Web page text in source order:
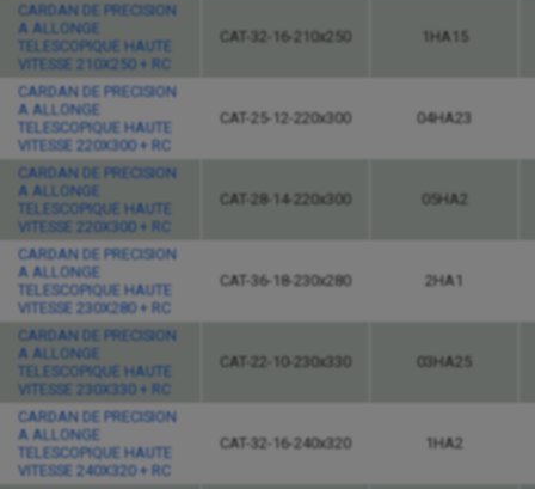
CARDAN DE PRECISION
A ALLONGE
TELESCOPIQUE HAUTE
VITESSE 210X250 + RC
CAT-32-16-210x250 1HA15
CARDAN DE PRECISION
A ALLONGE
TELESCOPIQUE HAUTE
VITESSE 220X300 + RC
CAT-25-12-220x300 04HA23
CARDAN DE PRECISION
A ALLONGE
TELESCOPIQUE HAUTE
VITESSE 220X300 + RC
CAT-28-14-220x300 05HA2
CARDAN DE PRECISION
A ALLONGE
TELESCOPIQUE HAUTE
VITESSE 230X280 + RC
CAT-36-18-230x280 2HA1
CARDAN DE PRECISION
A ALLONGE
TELESCOPIQUE HAUTE
VITESSE 230X330 + RC
CAT-22-10-230x330 03HA25
CARDAN DE PRECISION
A ALLONGE
TELESCOPIQUE HAUTE
VITESSE 240X320 + RC
CAT-32-16-240x320 1HA2